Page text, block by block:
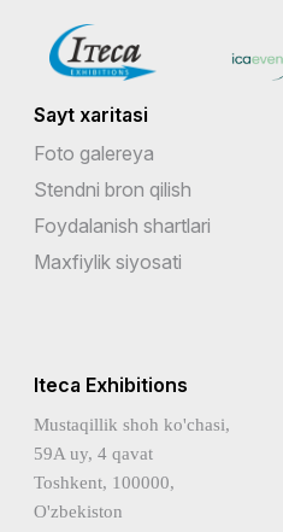
Sayt xaritasi
Foto galereya
Stendni bron qilish
Foydalanish shartlari
Maxfiylik siyosati
Iteca Exhibitions
Mustaqillik shoh ko'chasi,
59A uy, 4 qavat
Toshkent, 100000,
O'zbekiston